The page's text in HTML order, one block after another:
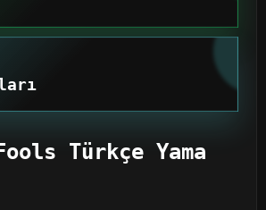
Türkçe Yama